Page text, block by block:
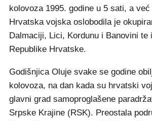
kolovoza 1995. godine u 5 sati, a
Hrvatska vojska oslobodila je
Dalmaciji, Lici, Kordunu i Banovini
Republike Hrvatske.
Godišnjica Oluje svake se godine
kolovoza, na dan kada su hrvatski
glavni grad samoproglašene
Srpske Krajine (RSK). Preostala